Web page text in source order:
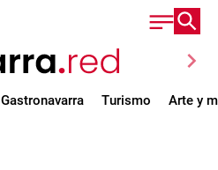
chevron_right
Gastronavarra Turismo Arte y